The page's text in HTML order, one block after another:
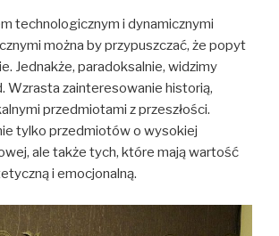
technologicznym i dynamicznymi
można by przypuszczać, że popyt
Jednakże, paradoksalnie, widzimy
Wzrasta zainteresowanie historią,
przedmiotami z przeszłości.
tylko przedmiotów o wysokiej
ale także tych, które mają wartość
i emocjonalną.